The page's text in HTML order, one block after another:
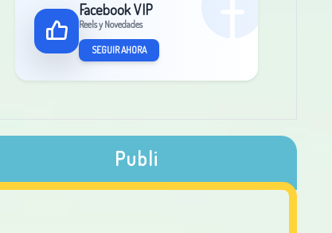
Facebook VIP
Reels y Novedades
SEGUIR AHORA
Publi